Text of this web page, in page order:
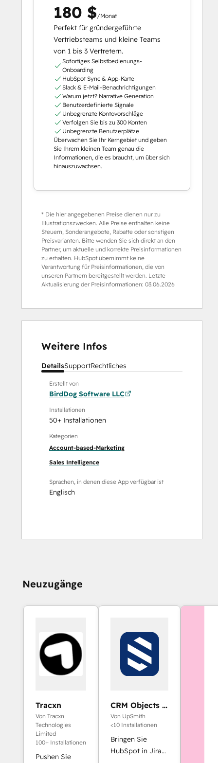
180 $/Monat
Perfekt für gründergeführte
Vertriebsteams und kleine Teams
von 1 bis 3 Vertretern.
Sofortiges Selbstbedienungs-
Onboarding
HubSpot Sync & App-Karte
Slack & E-Mail-Benachrichtigungen
Warum jetzt? Narrative Generation
Benutzerdefinierte Signale
Unbegrenzte Kontovorschläge
Verfolgen Sie bis zu 300 Konten
Unbegrenzte Benutzerplätze
Überwachen Sie Ihr Kerngebiet und geben
Sie Ihrem kleinen Team genau die
Informationen, die es braucht, um über sich
hinauszuwachsen.
* Die hier angegebenen Preise dienen nur zu
Illustrationszwecken. Alle Preise enthalten keine
Steuern, Sonderangebote, Rabatte oder sonstigen
Preisvarianten. Bitte wenden Sie sich direkt an den
Partner, um aktuelle und korrekte Preisinformationen
zu erhalten. HubSpot übernimmt keine
Verantwortung für Preisinformationen, die von
unseren Partnern bereitgestellt werden. Letzte
Aktualisierung der Preisinformationen: 03.06.2026
Weitere Infos
DetailsSupportRechtliches
Erstellt von
BirdDog Software LLC
Installationen
50+ Installationen
Kategorien
Account-based-Marketing
Sales Intelligence
Sprachen, in denen diese App verfügbar ist
Englisch
Neuzugänge
Tracxn
Von Tracxn
Technologies
Limited
100+ Installationen
Pushen Sie
CRM Objects &
Query
Integration for
Jira (Scrybe)
Von UpSmith
<10 Installationen
Bringen Sie
HubSpot in Jira